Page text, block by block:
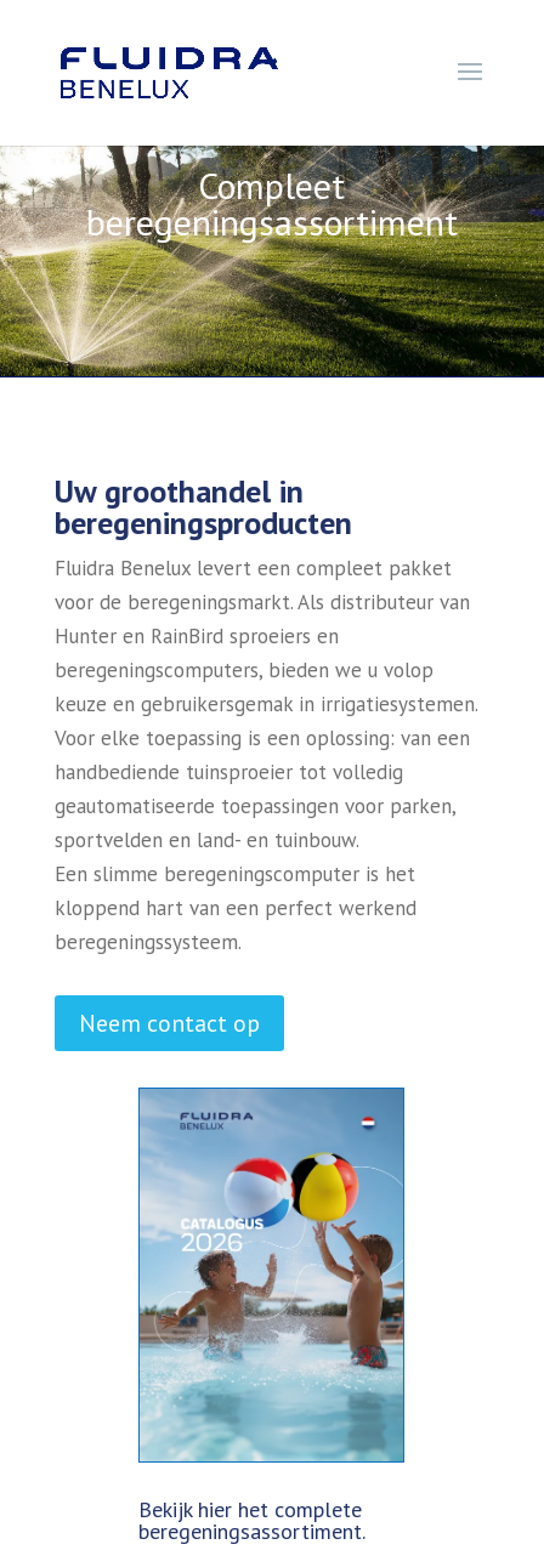
Compleet
beregeningsassortiment
Uw groothandel in
beregeningsproducten
Fluidra Benelux levert een compleet pakket
voor de beregeningsmarkt. Als distributeur van
Hunter en RainBird sproeiers en
beregeningscomputers, bieden we u volop
keuze en gebruikersgemak in irrigatiesystemen.
Voor elke toepassing is een oplossing: van een
handbediende tuinsproeier tot volledig
geautomatiseerde toepassingen voor parken,
sportvelden en land- en tuinbouw.
Een slimme beregeningscomputer is het
kloppend hart van een perfect werkend
beregeningssysteem.
Neem contact op
Bekijk hier het complete
beregeningsassortiment.